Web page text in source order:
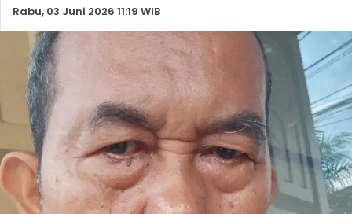
Rabu, 03 Juni 2026 11:19 WIB